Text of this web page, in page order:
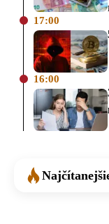
17:00
16:00